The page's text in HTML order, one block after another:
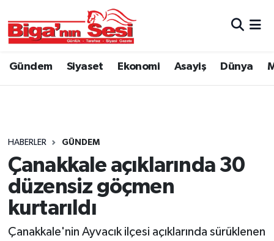
Gündem Siyaset Ekonomi Asayiş Dünya
HABERLER GÜNDEM
Çanakkale açıklarında 30
düzensiz göçmen
kurtarıldı
Çanakkale'nin Ayvacık ilçesi açıklarında sürüklenen
Asayiş
Belediye
Dünya
Eğitim
Ekonomi
Çanakkale Hava Durumu
Tüm Manşetler
Son Dakika Haberleri
Haber Arşivi